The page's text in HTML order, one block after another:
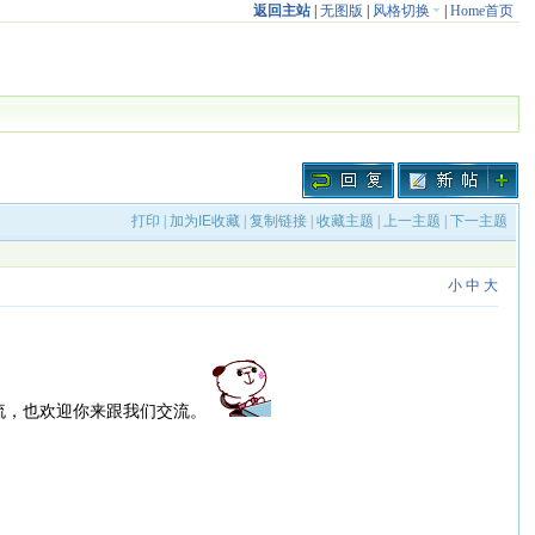
返回主站| 无图版 风格切换 Home首页
打印 加为IE收藏 |复制链接 |收藏主题 |上一主题 |下一主题
小 中 大
也欢迎你来跟我们交流。